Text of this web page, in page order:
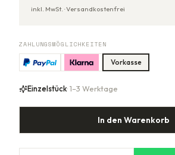
inkl. MwSt. ·Versandkostenfrei
ZAHLUNGSMÖGLICHKEITEN
Vorkasse
Einzelstück· 1–3 Werktage
In den Warenkorb